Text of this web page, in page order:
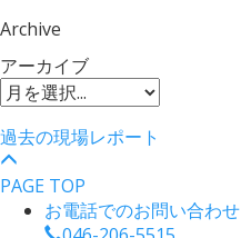
Archive
アーカイブ
過去の現場レポート
PAGE TOP
お電話でのお問い合わせ